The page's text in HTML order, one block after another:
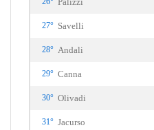
27° Savelli
28° Andali
29° Canna
30° Olivadi
31° Jacurso